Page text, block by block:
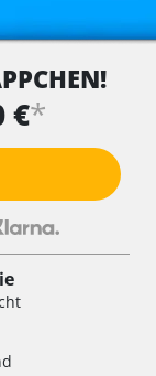
€*